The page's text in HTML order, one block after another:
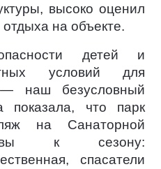
высоко оценил
на объекте.
детей и
условий для
наш безусловный
показала, что парк
на Санаторной
к сезону:
спасатели